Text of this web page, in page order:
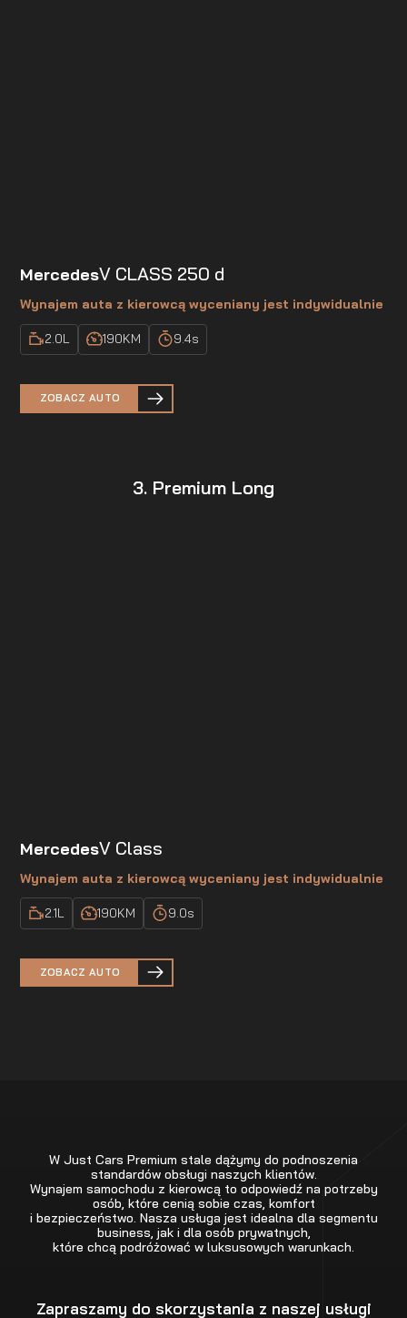
MercedesV CLASS 250 d
Wynajem auta z kierowcą wyceniany jest indywidualnie
2.0L 190KM 9.4s
ZOBACZ AUTO
3. Premium Long
MercedesV Class
Wynajem auta z kierowcą wyceniany jest indywidualnie
2.1L 190KM 9.0s
ZOBACZ AUTO
W Just Cars Premium stale dążymy do podnoszenia
standardów obsługi naszych klientów.
Wynajem samochodu z kierowcą to odpowiedź na potrzeby
osób, które cenią sobie czas, komfort
i bezpieczeństwo. Nasza usługa jest idealna dla segmentu
business, jak i dla osób prywatnych,
które chcą podróżować w luksusowych warunkach.
Zapraszamy do skorzystania z naszej usługi